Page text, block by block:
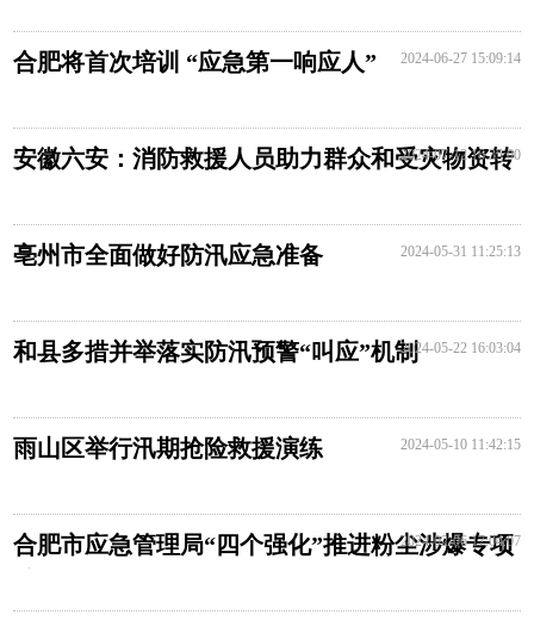
合肥将首次培训 “应急第一响应人” 2024-06-27 15:09:14
安徽六安：消防救援人员助力群众和受灾物资转
2024-07-12 16:35:00
亳州市全面做好防汛应急准备 2024-05-31 11:25:13
和县多措并举落实防汛预警“叫应”机制2024-05-22 16:03:04
雨山区举行汛期抢险救援演练 2024-05-10 11:42:15
合肥市应急管理局“四个强化”推进粉尘涉爆专项
2024-02-06 17:04:07